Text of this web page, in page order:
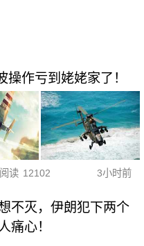
作亏到姥姥家了！
阅读 12102 3小时前
不灭，伊朗犯下两个
痛心！